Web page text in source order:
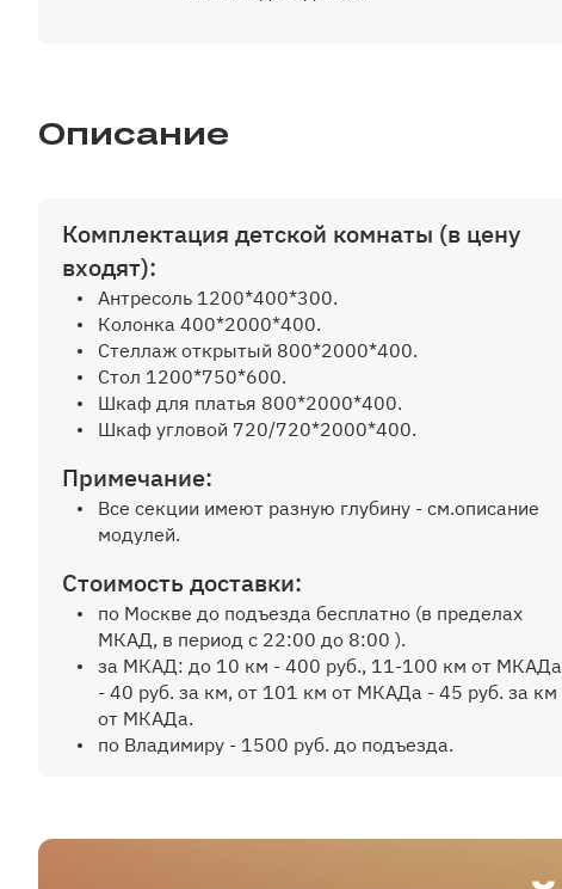
Описание
Комплектация детской комнаты (в цену
входят):
Антресоль 1200*400*300.
Колонка 400*2000*400.
Стеллаж открытый 800*2000*400.
Стол 1200*750*600.
Шкаф для платья 800*2000*400.
Шкаф угловой 720/720*2000*400.
Примечание:
Все секции имеют разную глубину - см.описание
модулей.
Стоимость доставки:
по Москве до подъезда бесплатно (в пределах
МКАД, в период с 22:00 до 8:00 ).
за МКАД: до 10 км - 400 руб., 11-100 км от МКАДа
- 40 руб. за км, от 101 км от МКАДа - 45 руб. за км
от МКАДа.
по Владимиру - 1500 руб. до подъезда.